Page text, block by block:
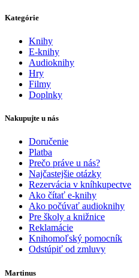
Kategórie
Knihy
E-knihy
Audioknihy
Hry
Filmy
Doplnky
Nakupujte u nás
Doručenie
Platba
Prečo práve u nás?
Najčastejšie otázky
Rezervácia v kníhkupectve
Ako čítať e-knihy
Ako počúvať audioknihy
Pre školy a knižnice
Reklamácie
Knihomoľský pomocník
Odstúpiť od zmluvy
Martinus